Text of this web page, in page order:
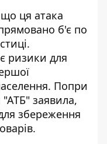
ця атака
б'є по
ризики для
Попри
"АТБ" заявила,
збереження